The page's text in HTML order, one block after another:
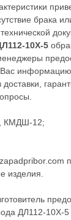
брака
технической
10Х-5
информацию
КМДШ-12;
изделия.
ДЛ112-10Х-